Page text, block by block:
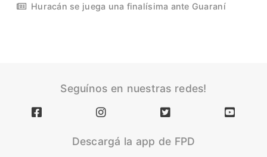
Huracán se juega una finalísima ante Guaraní
Seguínos en nuestras redes!
Descargá la app de FPD